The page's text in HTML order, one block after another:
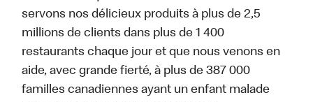
servons nos délicieux produits à plus de 2,5
millions de clients dans plus de 1 400
restaurants chaque jour et que nous venons en
aide, avec grande fierté, à plus de 387 000
familles canadiennes ayant un enfant malade